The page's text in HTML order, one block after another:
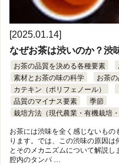
[2025.01.14]
なぜお茶は渋いのか？渋
お茶の品質を決める各種要素
素材とお茶の味の科学
お茶
カテキン（ポリフェノール）
品質のマイナス要素
季節
栽培方法（現代農業・有機栽培・
お茶には渋味を全く感じないも
ります。では、この渋味の原因
とそのメカニズムについて解説
腔内のタンパ …